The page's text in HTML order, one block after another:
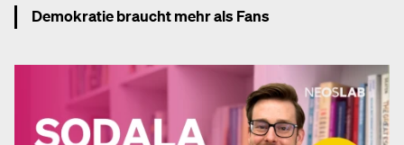
Demokratie braucht mehr als Fans